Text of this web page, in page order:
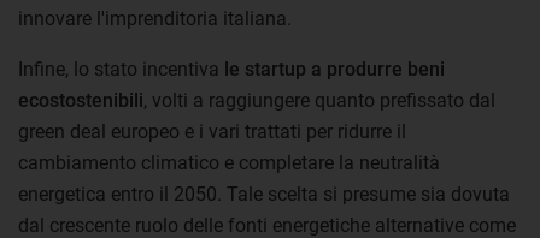
innovare l'imprenditoria italiana.
Infine, lo stato incentiva le startup a produrre beni
ecostostenibili, volti a raggiungere quanto prefissato dal
green deal europeo e i vari trattati per ridurre il
cambiamento climatico e completare la neutralità
energetica entro il 2050. Tale scelta si presume sia dovuta
dal crescente ruolo delle fonti energetiche alternative come